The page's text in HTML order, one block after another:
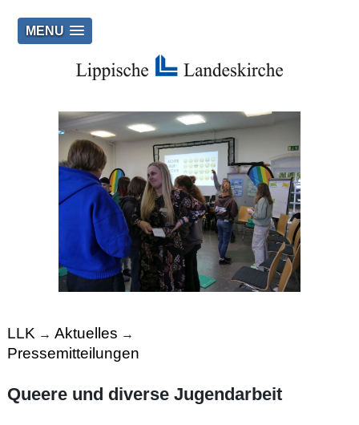
MENU
LLK → Aktuelles →
Pressemitteilungen
Queere und diverse Jugendarbeit